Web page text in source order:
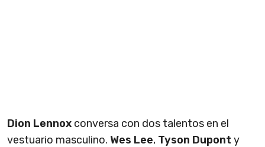
Dion Lennox conversa con dos talentos en el
vestuario masculino. Wes Lee, Tyson Dupont y